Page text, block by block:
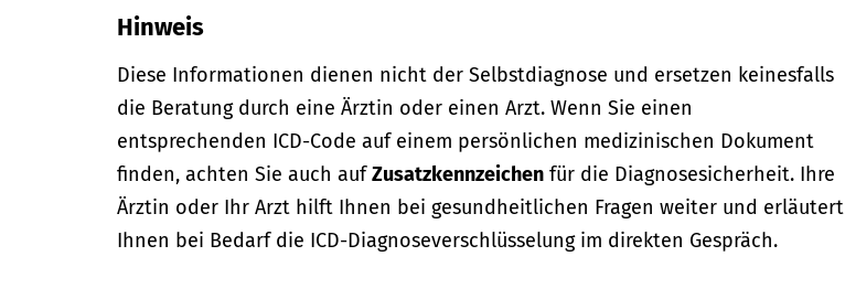
Hinweis
Diese Informationen dienen nicht der Selbstdiagnose und ersetzen keinesfalls
die Beratung durch eine Ärztin oder einen Arzt. Wenn Sie einen
entsprechenden ICD-Code auf einem persönlichen medizinischen Dokument
finden, achten Sie auch aufZusatzkennzeichen für die Diagnosesicherheit. Ihre
Ärztin oder Ihr Arzt hilft Ihnen bei gesundheitlichen Fragen weiter und erläutert
Ihnen bei Bedarf die ICD-Diagnoseverschlüsselung im direkten Gespräch.